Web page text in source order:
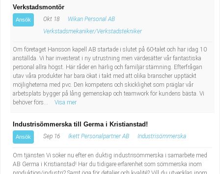
Verkstadsmontör
Ansök Okt 18
Wikan Personal AB
Verkstadsmekaniker/Verkstadstekniker
Om företaget Hansson kapell AB startade i slutet på 60-talet och har idag 10
anställda. Vi har investerat i ny utrustning men värdesätter vår fantastiska
personal allra högst. Här råder en härlig och familjär stämning. Efterfrågan
utav våra produkter har bara ökat i takt med att olika branscher upptäckt
möjligheterna med pvc. Den kompetens och skicklighet som präglar vår
arbetsplats bygger på lång gemenskap och teamwork för kundens bästa. Vi
behöver förs...
Visa mer
Industrisömmerska till Germa i Kristianstad!
Ansök Sep 16 Ikett Personalpartner AB Industrisömmerska
Om tjänsten Vi söker nu efter en duktig industrisömmerska i samarbete med
AB Germa i Kristianstad! Har du tidigare erfarenhet som sömmerska inom